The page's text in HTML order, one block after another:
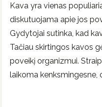
Kava yra vienas
diskutuojama apie jos
Gydytojai sutinka, kad
Tačiau skirtingos kavos
poveikį organizmui.
laikoma kenksmingesne,